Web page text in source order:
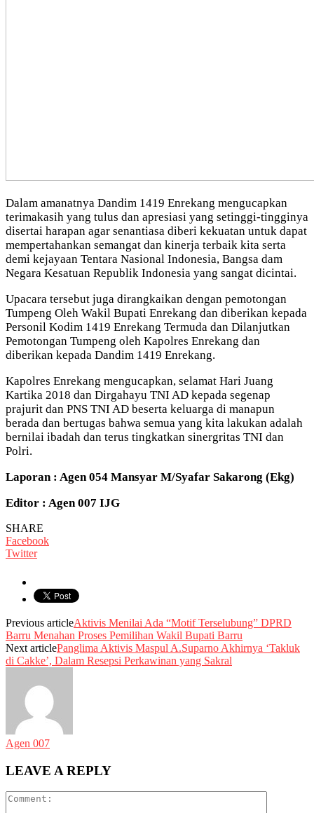
Dalam amanatnya Dandim 1419 Enrekang mengucapkan
terimakasih yang tulus dan apresiasi yang setinggi-tingginya
disertai harapan agar senantiasa diberi kekuatan untuk dapat
mempertahankan semangat dan kinerja terbaik kita serta
demi kejayaan Tentara Nasional Indonesia, Bangsa dam
Negara Kesatuan Republik Indonesia yang sangat dicintai.
Upacara tersebut juga dirangkaikan dengan pemotongan
Tumpeng Oleh Wakil Bupati Enrekang dan diberikan kepada
Personil Kodim 1419 Enrekang Termuda dan Dilanjutkan
Pemotongan Tumpeng oleh Kapolres Enrekang dan
diberikan kepada Dandim 1419 Enrekang.
Kapolres Enrekang mengucapkan, selamat Hari Juang
Kartika 2018 dan Dirgahayu TNI AD kepada segenap
prajurit dan PNS TNI AD beserta keluarga di manapun
berada dan bertugas bahwa semua yang kita lakukan adalah
bernilai ibadah dan terus tingkatkan sinergritas TNI dan
Polri.
Laporan : Agen 054 Mansyar M/Syafar Sakarong (Ekg)
Editor : Agen 007 IJG
SHARE
Facebook
Twitter
Previous articleAktivis Menilai Ada “Motif Terselubung” DPRD
Barru Menahan Proses Pemilihan Wakil Bupati Barru
Next articlePanglima Aktivis Maspul A.Suparno Akhirnya ‘Takluk
di Cakke’, Dalam Resepsi Perkawinan yang Sakral
Agen 007
LEAVE A REPLY